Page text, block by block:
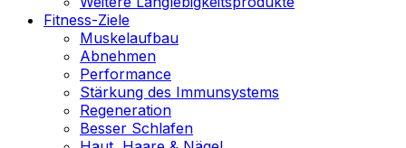
Fitness-Ziele
Muskelaufbau
Abnehmen
Performance
Stärkung des Immunsystems
Regeneration
Besser Schlafen